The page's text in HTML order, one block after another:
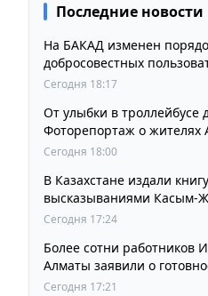
Последние новости
На БАКАД изменен
добросовестных
остается прежней
Сегодня 18:17
От улыбки в троллейбусе
Фоторепортаж о жителях
Сегодня 18:00
В Казахстане издали
высказываниями Касым-
Сегодня 17:24
Более сотни работников
Алматы заявили о
выборах членов Курылтая
Сегодня 17:21